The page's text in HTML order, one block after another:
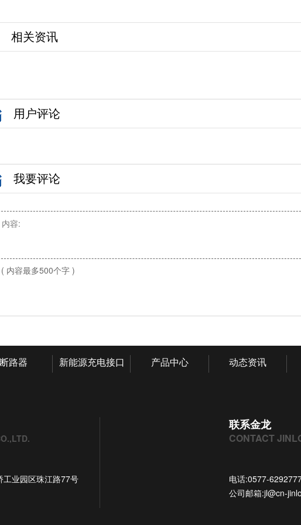
相关资讯
用户评论
我要评论
( 内容最多500个字 )
断路器 新能源充电接口 产品中心 动态资讯
工业园区珠江路77号
联系金龙
CONTACT
电话:0577-
公司邮箱:jl@cn-